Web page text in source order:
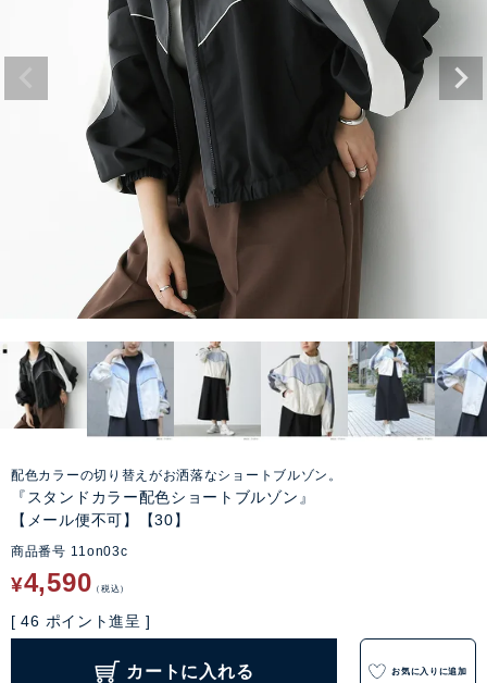
配色カラーの切り替えがお洒落なショートブルゾン。
『スタンドカラー配色ショートブルゾン』
【メール便不可】【30】
商品番号 11on03c
¥4,590 税込
[ 46 ポイント進呈 ]
カートに入れる お気に入りに追加